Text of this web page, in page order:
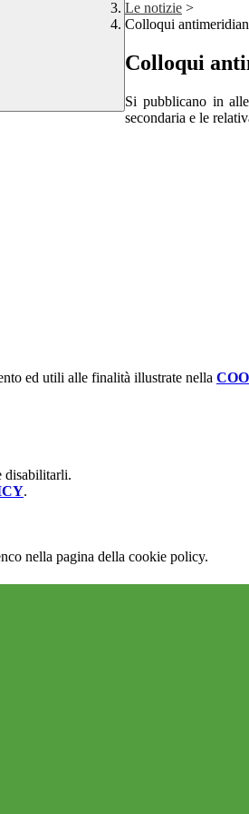
Le notizie >
Colloqui
Colloqui
Si pubblicano in
secondaria e le
ed utili alle finalità illustrate nella
disabilitarli.
.
nella pagina della cookie policy.